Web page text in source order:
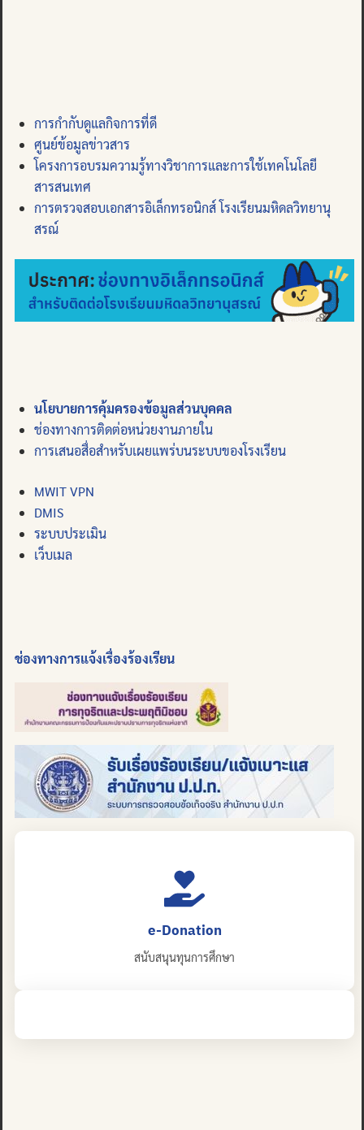
การกำกับดูแลกิจการที่ดี
ศูนย์ข้อมูลข่าวสาร
โครงการอบรมความรู้ทางวิชาการและการใช้เทคโนโลยี
สารสนเทศ
การตรวจสอบเอกสารอิเล็กทรอนิกส์ โรงเรียนมหิดลวิทยานุ
สรณ์
นโยบายการคุ้มครองข้อมูลส่วนบุคคล
ช่องทางการติดต่อหน่วยงานภายใน
การเสนอสื่อสำหรับเผยแพร่บนระบบของโรงเรียน
MWIT VPN
DMIS
ระบบประเมิน
เว็บเมล
ช่องทางการแจ้งเรื่องร้องเรียน
e-Donation
สนับสนุนทุนการศึกษา